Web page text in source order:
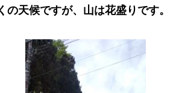
天候ですが、山は花盛りです。